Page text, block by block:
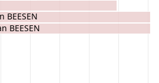
BEESEN
BEESEN